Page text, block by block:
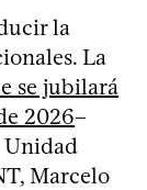
la
La
se jubilará
2026–
Unidad
Marcelo